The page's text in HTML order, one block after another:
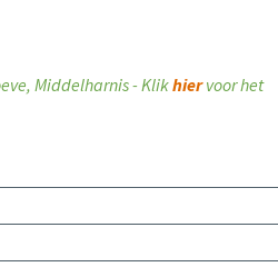
Middelharnis - Klikhiervoor het